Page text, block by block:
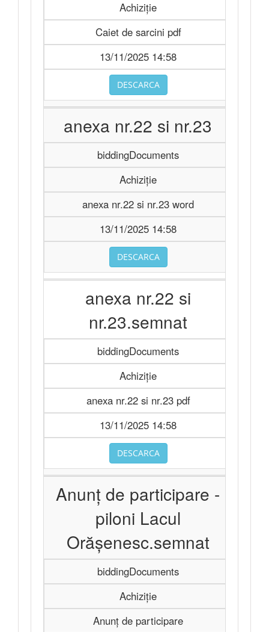
Achiziție
Caiet de sarcini pdf
13/11/2025 14:58
DESCARCA
anexa nr.22 si nr.23
biddingDocuments
Achiziție
anexa nr.22 si nr.23 word
13/11/2025 14:58
DESCARCA
anexa nr.22 si
nr.23.semnat
biddingDocuments
Achiziție
anexa nr.22 si nr.23 pdf
13/11/2025 14:58
DESCARCA
Anunț de participare -
piloni Lacul
Orășenesc.semnat
biddingDocuments
Achiziție
Anunț de participare